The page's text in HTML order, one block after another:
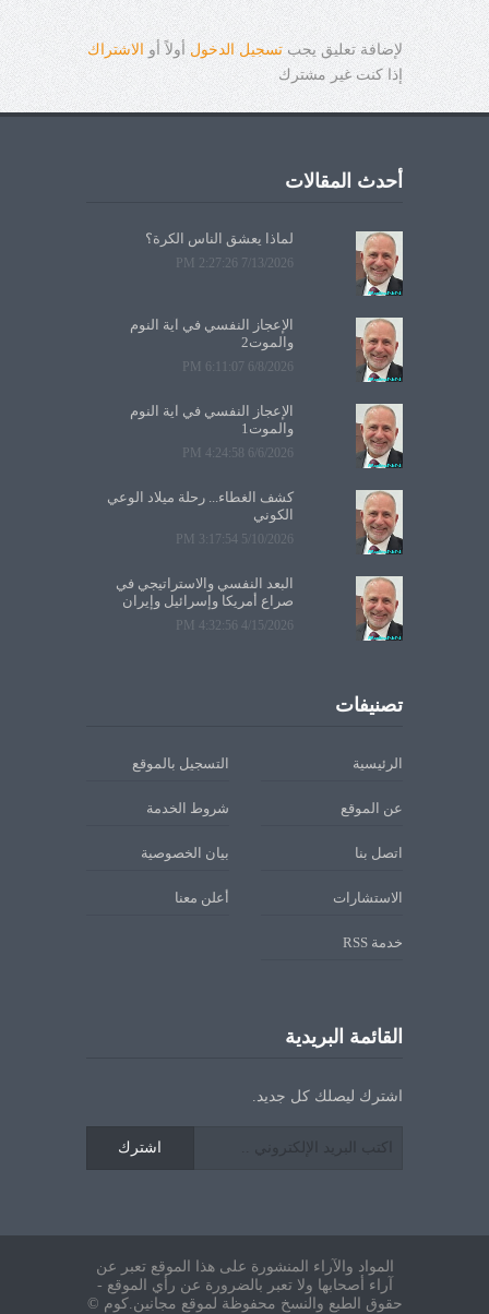
لإضافة تعليق يجبتسجيل الدخول أولاً أو
الاشتراك
إذا كنت غير مشترك
أحدث المقالات
لماذا يعشق الناس الكرة؟
7/13/2026 2:27:26 PM
الإعجاز النفسي في آية النوم
والموت2
6/8/2026 6:11:07 PM
الإعجاز النفسي في آية النوم
والموت1
6/6/2026 4:24:58 PM
كشف الغطاء... رحلة ميلاد الوعي
الكوني
5/10/2026 3:17:54 PM
البعد النفسي والاستراتيجي في
صراع أمريكا وإسرائيل وإيران
4/15/2026 4:32:56 PM
تصنيفات
الرئيسية التسجيل بالموقع
عن الموقع شروط الخدمة
اتصل بنا بيان الخصوصية
الاستشارات أعلن معنا
خدمة RSS
القائمة البريدية
اشترك ليصلك كل جديد.
اشترك
المواد والآراء المنشورة على هذا الموقع تعبر عن
آراء أصحابها ولا تعبر بالضرورة عن رأي الموقع -
حقوق الطبع والنسخ محفوظة لموقع مجانين.كوم ©